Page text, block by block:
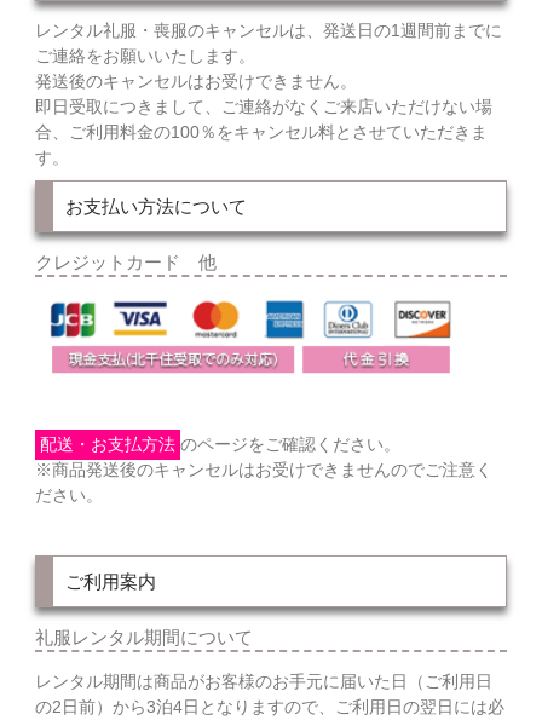
レンタル礼服・喪服のキャンセルは、発送日の1週間前までに
ご連絡をお願いいたします。
発送後のキャンセルはお受けできません。
即日受取につきまして、ご連絡がなくご来店いただけない場
合、ご利用料金の100％をキャンセル料とさせていただきま
す。
お支払い方法について
クレジットカード 他
配送・お支払方法 のページをご確認ください。
※商品発送後のキャンセルはお受けできませんのでご注意く
ださい。
ご利用案内
礼服レンタル期間について
レンタル期間は商品がお客様のお手元に届いた日（ご利用日
の2日前）から3泊4日となりますので、ご利用日の翌日には必